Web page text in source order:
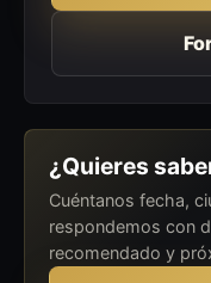
¿Quieres
Cuéntanos fecha,
respondemos con
recomendado y